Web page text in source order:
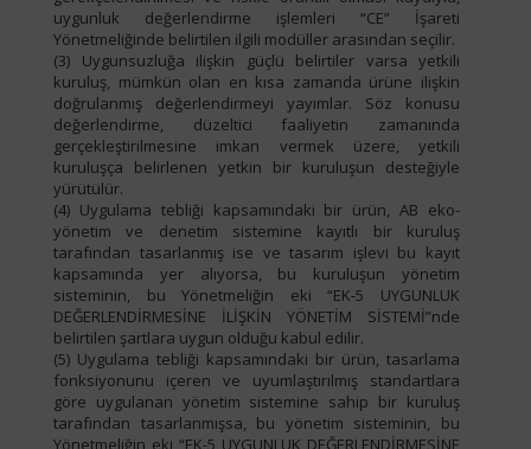
uygunluk değerlendirme işlemleri “CE” İşareti
Yönetmeliğinde belirtilen ilgili modüller arasından seçilir.
(3) Uygunsuzluğa ilişkin güçlü belirtiler varsa yetkili
kuruluş, mümkün olan en kısa zamanda ürüne ilişkin
doğrulanmış değerlendirmeyi yayımlar. Söz konusu
değerlendirme, düzeltici faaliyetin zamanında
gerçekleştirilmesine imkan vermek üzere, yetkili
kuruluşça belirlenen yetkin bir kuruluşun desteğiyle
yürütülür.
(4) Uygulama tebliği kapsamındaki bir ürün, AB eko-
yönetim ve denetim sistemine kayıtlı bir kuruluş
tarafından tasarlanmış ise ve tasarım işlevi bu kayıt
kapsamında yer alıyorsa, bu kuruluşun yönetim
sisteminin, bu Yönetmeliğin eki “EK-5 UYGUNLUK
DEĞERLENDİRMESİNE İLİŞKİN YÖNETİM SİSTEMİ”nde
belirtilen şartlara uygun olduğu kabul edilir.
(5) Uygulama tebliği kapsamındaki bir ürün, tasarlama
fonksiyonunu içeren ve uyumlaştırılmış standartlara
göre uygulanan yönetim sistemine sahip bir kuruluş
tarafından tasarlanmışsa, bu yönetim sisteminin, bu
Yönetmeliğin eki “EK-5 UYGUNLUK DEĞERLENDİRMESİNE